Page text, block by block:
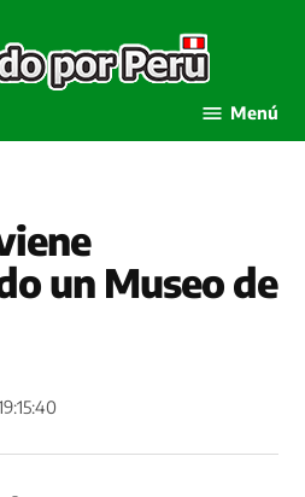
por
Menú
un Museo de